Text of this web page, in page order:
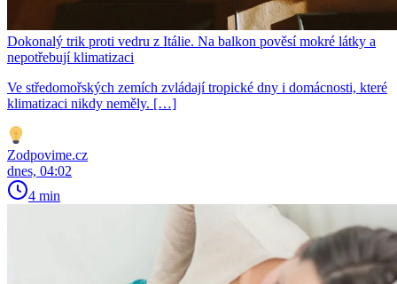
Dokonalý trik proti vedru z Itálie. Na balkon pověsí mokré látky a
nepotřebují klimatizaci
Ve středomořských zemích zvládají tropické dny i domácnosti, které
klimatizaci nikdy neměly. […]
Zodpovime.cz
dnes, 04:02
4 min